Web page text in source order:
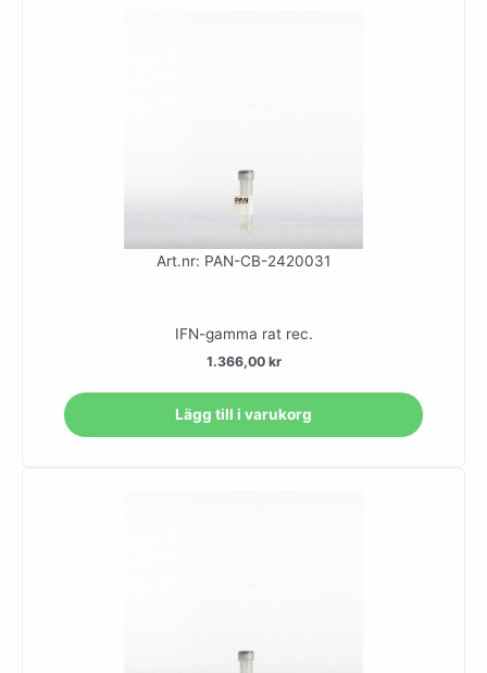
Art.nr: PAN-CB-2420031
IFN-gamma rat rec.
1.366,00 kr
Lägg till i varukorg